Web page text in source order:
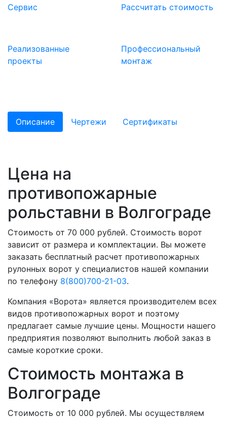
Сервис Расcчитать стоимость
Реализованные
проекты
Профессиональный
монтаж
Описание Чертежи Сертификаты
Цена на
противопожарные
рольставни в Волгограде
Стоимость от 70 000 рублей. Стоимость ворот
зависит от размера и комплектации. Вы можете
заказать бесплатный расчет противопожарных
рулонных ворот у специалистов нашей компании
по телефону 8(800)700-21-03.
Компания «Ворота» является производителем всех
видов противопожарных ворот и поэтому
предлагает самые лучшие цены. Мощности нашего
предприятия позволяют выполнить любой заказ в
самые короткие сроки.
Стоимость монтажа в
Волгограде
Стоимость от 10 000 рублей. Мы осуществляем